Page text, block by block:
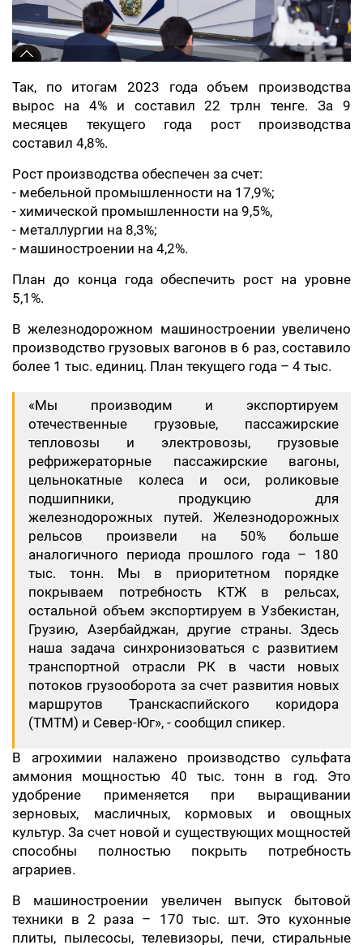
Так, по итогам 2023 года объем производства
вырос на 4% и составил 22 трлн тенге. За 9
месяцев текущего года рост производства
составил 4,8%.
Рост производства обеспечен за счет:
- мебельной промышленности на 17,9%;
- химической промышленности на 9,5%,
- металлургии на 8,3%;
- машиностроении на 4,2%.
План до конца года обеспечить рост на уровне
5,1%.
В железнодорожном машиностроении увеличено
производство грузовых вагонов в 6 раз, составило
более 1 тыс. единиц. План текущего года – 4 тыс.
«Мы производим и экспортируем
отечественные грузовые, пассажирские
тепловозы и электровозы, грузовые
рефрижераторные пассажирские вагоны,
цельнокатные колеса и оси, роликовые
подшипники, продукцию для
железнодорожных путей. Железнодорожных
рельсов произвели на 50% больше
аналогичного периода прошлого года – 180
тыс. тонн. Мы в приоритетном порядке
покрываем потребность КТЖ в рельсах,
остальной объем экспортируем в Узбекистан,
Грузию, Азербайджан, другие страны. Здесь
наша задача синхронизоваться с развитием
транспортной отрасли РК в части новых
потоков грузооборота за счет развития новых
маршрутов Транскаспийского коридора
(ТМТМ) и Север-Юг», - сообщил спикер.
В агрохимии налажено производство сульфата
аммония мощностью 40 тыс. тонн в год. Это
удобрение применяется при выращивании
зерновых, масличных, кормовых и овощных
культур. За счет новой и существующих мощностей
способны полностью покрыть потребность
аграриев.
В машиностроении увеличен выпуск бытовой
техники в 2 раза – 170 тыс. шт. Это кухонные
плиты, пылесосы, телевизоры, печи, стиральные